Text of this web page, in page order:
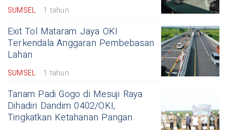
SUMSEL 1 tahun
Exit Tol Mataram Jaya OKI
Terkendala Anggaran Pembebasan
Lahan
SUMSEL 1 tahun
Tanam Padi Gogo di Mesuji Raya
Dihadiri Dandim 0402/OKI,
Tingkatkan Ketahanan Pangan